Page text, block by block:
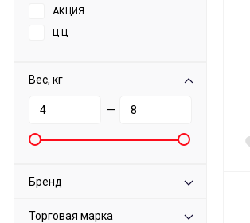
АКЦИЯ
Ц-Ц
Вес, кг
—
Бренд
Торговая марка